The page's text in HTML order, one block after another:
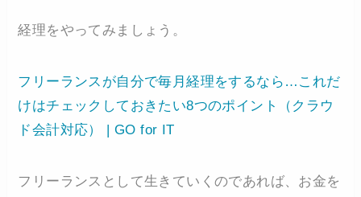
経理をやってみましょう。
フリーランスが自分で毎月経理をするなら…これだ
けはチェックしておきたい8つのポイント（クラウ
ド会計対応） | GO for IT
フリーランスとして生きていくのであれば、お金を